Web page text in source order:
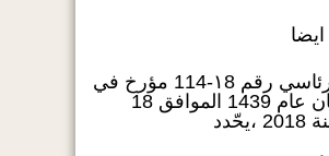
مرسوم رئاسي رقم ١8-114 مؤرخ في
أول شعبان عام 1439 الموافق 18